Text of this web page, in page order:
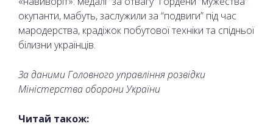
окупанти, мабуть, заслужили за “подвиги” під час
мародерства, крадіжок побутової техніки та спідньої
білизни українців.
За даними Головного управління розвідки
Міністерства оборони України
Читай також: